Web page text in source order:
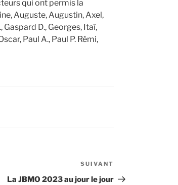
qui ont permis la
Auguste, Augustin, Axel,
Gaspard D., Georges, Itaï,
Paul A., Paul P. Rémi,
suivant
SUIVANT
La JBMO 2023 au jour le jour